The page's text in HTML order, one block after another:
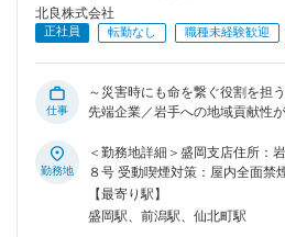
社／密封型衛生トイレ） - 窓（
ーション技術） ■この仕事の魅力 - “仕組み”で営業を強くす
ノロジーという成長分野で、製
割を担います - 自社開発製品に携
す - チームで挑む風土：営業・
防災を
北良株式会社
正社員 転勤なし 職種未経験歓迎
仕事
～災害時にも命を繋ぐ役割を担
先端企業／岩手への地域貢献性
の仕事です。 担当エリアのお客
や灯油、設備機器の提案・販売
員がマンツーマンでサポートす
心してスタートできます。 <入社後の主な業務（営業）> ・担
勤務地
＜勤務地詳細＞盛岡支店住所：
８号 受動喫煙対策：屋内全面禁
【最寄り駅】
盛岡駅、前潟駅、仙北町駅